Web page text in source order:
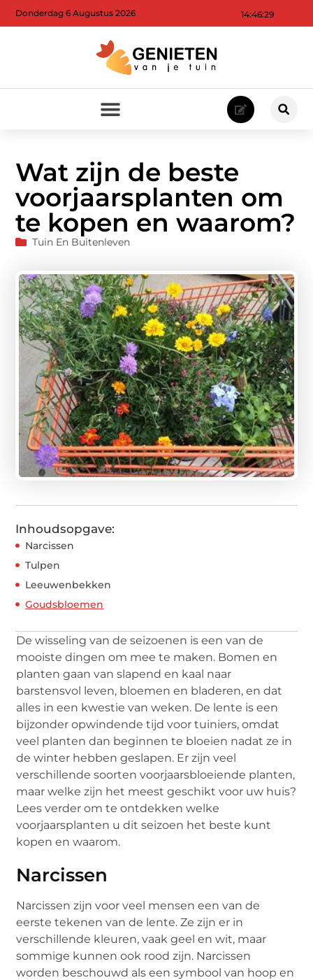
14:46:31
Donderdag 6 Augustus 2026
Wat zijn de beste
voorjaarsplanten om
te kopen en waarom?
Tuin En Buitenleven
Inhoudsopgave:
Narcissen
Tulpen
Leeuwenbekken
Goudsbloemen
De wisseling van de seizoenen is een van de
mooiste dingen om mee te maken. Bomen en
planten gaan van slapend en kaal naar
barstensvol leven, bloemen en bladeren, en dat
alles in een kwestie van weken. De lente is een
bijzonder opwindende tijd voor tuiniers, omdat
veel planten dan beginnen te bloeien nadat ze in
de winter hebben geslapen. Er zijn veel
verschillende soorten voorjaarsbloeiende planten,
maar welke zijn het meest geschikt voor uw huis?
Lees verder om te ontdekken welke
voorjaarsplanten u dit seizoen het beste kunt
kopen en waarom.
Narcissen
Narcissen zijn voor veel mensen een van de
eerste tekenen van de lente. Ze zijn er in
verschillende kleuren, vaak geel en wit, maar
sommige kunnen ook rood zijn. Narcissen
worden beschouwd als een symbool van hoop en